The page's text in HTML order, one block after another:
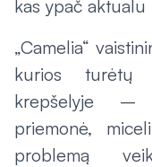
kas ypač
„Camelia“
kurios turėtų
krepšelyje –
priemonė,
problemą